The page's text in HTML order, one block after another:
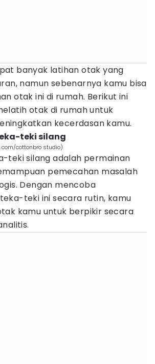
banyak latihan otak yang
namun sebenarnya kamu bisa
otak ini di rumah. Berikut ini
otak di rumah untuk
kecerdasan kamu.
teki silang
cottonbro studio)
teki silang adalah permainan
pemecahan masalah
Dengan mencoba
teki ini secara rutin, kamu
kamu untuk berpikir secara